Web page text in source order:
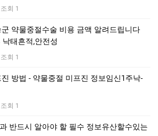
조회 1
약물중절수술 비용 금액 알려드립니다
태흔적,안전성
조회 1
방법 - 약물중절 미프진 정보임신1주낙­
조회 1
반드시 알아야 할 필수 정보유산할수있는